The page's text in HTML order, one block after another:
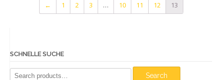
← 1 2 3 … 10 11 12 13
SCHNELLE SUCHE
Search
Search